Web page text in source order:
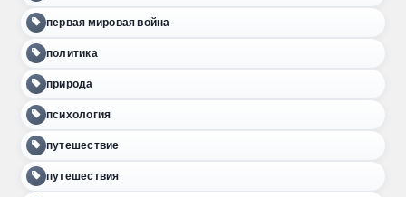
первая мировая война
политика
природа
психология
путешествие
путешествия